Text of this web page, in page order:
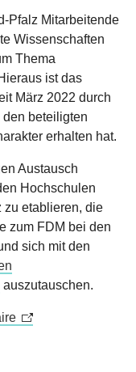
Pfalz Mitarbeitende
Wissenschaften
Thema
ist das
März 2022 durch
beteiligten
erhalten hat.
Austausch
Hochschulen
zu etablieren, die
zum FDM bei den
sich mit den
auszutauschen.